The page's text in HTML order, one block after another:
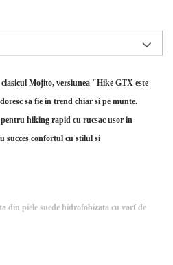
Mojito, versiunea "Hike GTX este
sa fie in trend chiar si pe munte.
hiking rapid cu rucsac usor in
succes confortul cu stilul si
din piele suede hidrofobizata cu varf de
pe orice forma de picior datorita
de cauciuc derivat din gama papucilor de